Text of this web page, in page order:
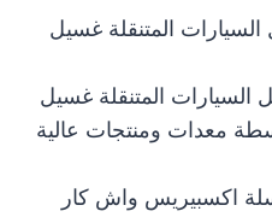
المتنقلة غسيل
المتنقلة غسيل
معدات ومنتجات عالية
اكسبيريس واش كار